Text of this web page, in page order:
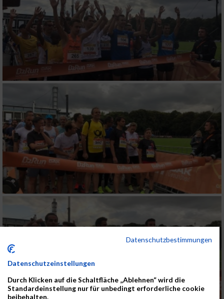
Datenschutzbestimmungen
Datenschutzeinstellungen
Durch Klicken auf die Schaltfläche „Ablehnen“ wird die
Standardeinstellung nur für unbedingt erforderliche cookie
beibehalten.